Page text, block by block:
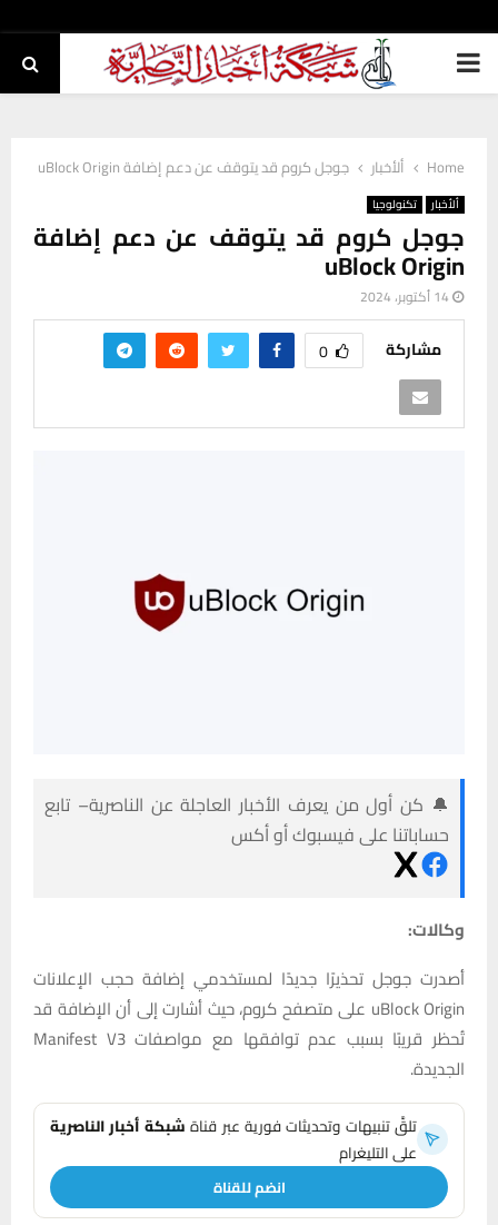
PRIMARY
Home ألأخبار جوجل كروم قد يتوقف عن دعم إضافة uBlock Origin
ألأخبار تكنولوجيا
جوجل كروم قد يتوقف عن دعم إضافة
uBlock Origin
14 أكتوبر، 2024
مشاركة 0
🔔 كن أول من يعرف الأخبار العاجلة عن الناصرية– تابع
حساباتنا على فيسبوك أو أكس
وكالات:
أصدرت جوجل تحذيرًا جديدًا لمستخدمي إضافة حجب الإعلانات
uBlock Origin على متصفح كروم، حيث أشارت إلى أن الإضافة قد
تُحظر قريبًا بسبب عدم توافقها مع مواصفات Manifest V3
الجديدة.
تلقَّ تنبيهات وتحديثات فورية عبر قناةشبكة أخبار الناصرية
على التليغرام
انضم للقناة